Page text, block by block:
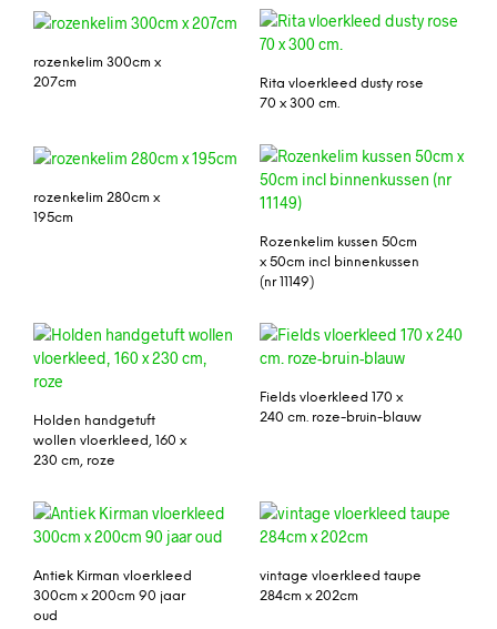
rozenkelim 300cm x
207cm
Rita vloerkleed dusty rose
70 x 300 cm.
rozenkelim 280cm x
195cm
Rozenkelim kussen 50cm
x 50cm incl binnenkussen
(nr 11149)
Holden handgetuft
wollen vloerkleed, 160 x
230 cm, roze
Fields vloerkleed 170 x
240 cm. roze-bruin-blauw
Antiek Kirman vloerkleed
300cm x 200cm 90 jaar
oud
vintage vloerkleed taupe
284cm x 202cm